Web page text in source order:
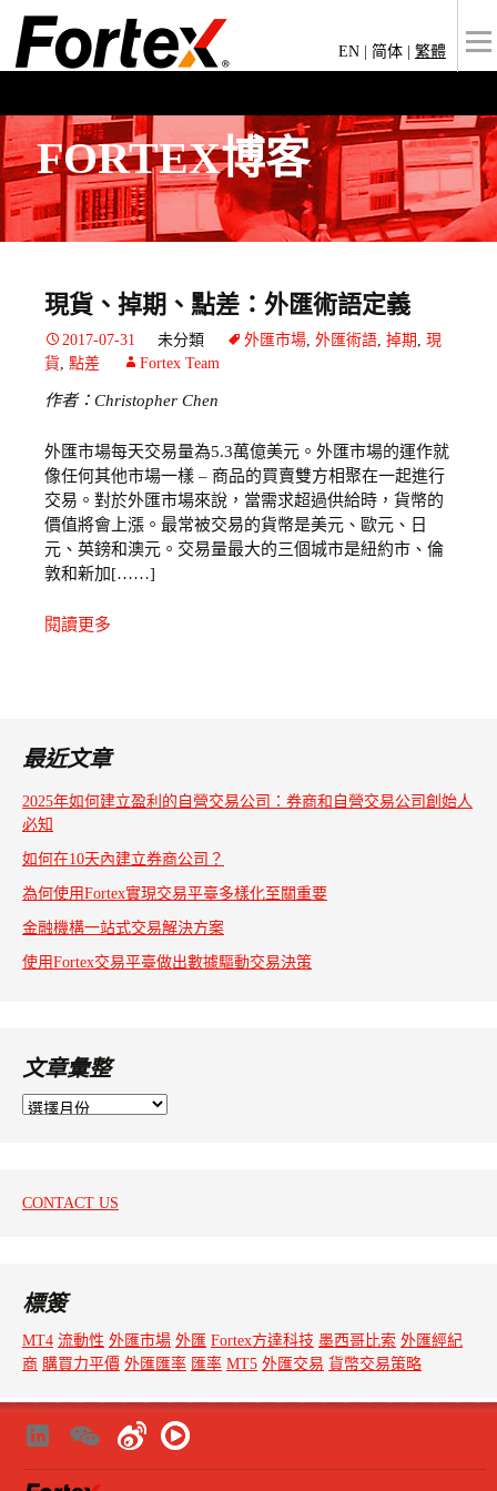
EN 简体 繁體
FORTEX博客
現貨、掉期、點差：外匯術語定義
2017-07-31 未分類 外匯市場, 外匯術語, 掉期 , 現
貨, 點差 Fortex Team
作者：Christopher Chen
外匯市場每天交易量為5.3萬億美元。外匯市場的運作就
像任何其他市場一樣 – 商品的買賣雙方相聚在一起進行
交易。對於外匯市場來說，當需求超過供給時，貨幣的
價值將會上漲。最常被交易的貨幣是美元、歐元、日
元、英鎊和澳元。交易量最大的三個城市是紐約市、倫
敦和新加[……]
閱讀更多
最近文章
2025年如何建立盈利的自營交易公司：券商和自營交易公司創始人
必知
如何在10天內建立券商公司？
為何使用Fortex實現交易平臺多樣化至關重要
金融機構一站式交易解決方案
使用Fortex交易平臺做出數據驅動交易決策
文章彙整
文
CONTACT US
標簽
MT4 流動性 外匯市場 外匯 Fortex方達科技 墨西哥比索 外匯經紀
商 購買力平價 外匯匯率 匯率 MT5 外匯交易 貨幣交易策略